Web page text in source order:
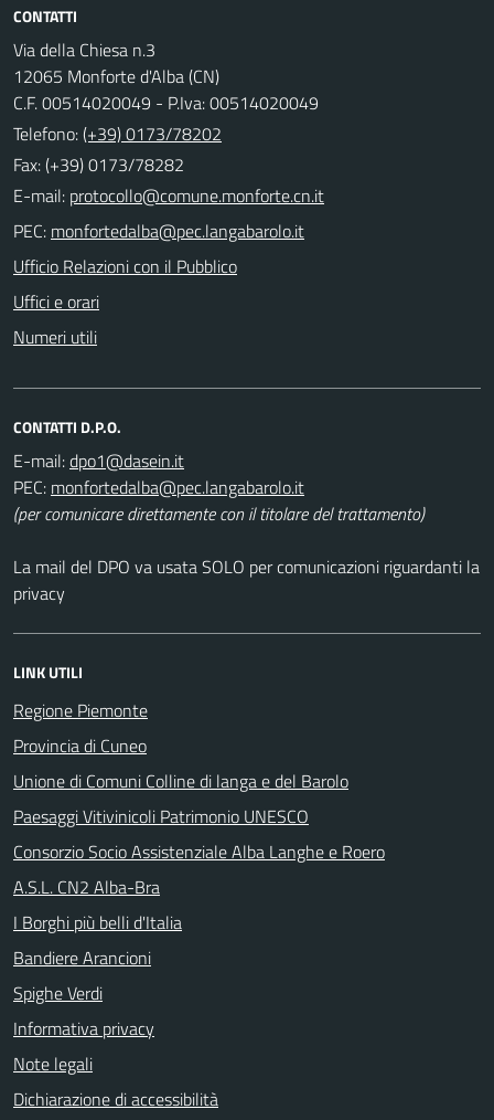
CONTATTI
Via della Chiesa n.3
12065 Monforte d'Alba (CN)
C.F. 00514020049 - P.Iva: 00514020049
Telefono:(+39) 0173/78202
Fax: (+39) 0173/78282
E-mail:
PEC:
Ufficio Relazioni con il Pubblico
Uffici e orari
Numeri utili
CONTATTI D.P.O.
E-mail:
PEC:
(per comunicare direttamente con il titolare del trattamento)
La mail del DPO va usata SOLO per comunicazioni riguardanti la
privacy
LINK UTILI
Regione Piemonte
Provincia di Cuneo
Unione di Comuni Colline di langa e del Barolo
Paesaggi Vitivinicoli Patrimonio UNESCO
Consorzio Socio Assistenziale Alba Langhe e Roero
A.S.L. CN2 Alba-Bra
I Borghi più belli d'Italia
Bandiere Arancioni
Spighe Verdi
Informativa privacy
Note legali
Dichiarazione di accessibilità